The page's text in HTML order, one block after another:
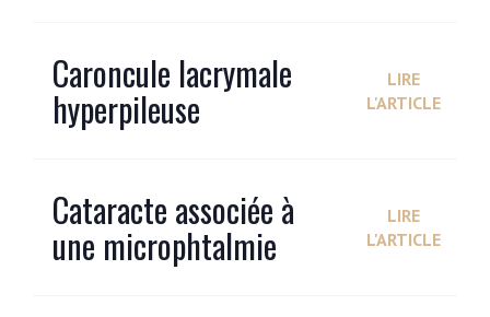
Caroncule lacrymale
hyperpileuse
LIRE
L'ARTICLE
Cataracte associée à
une microphtalmie
LIRE
L'ARTICLE